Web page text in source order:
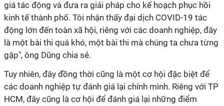
giá tác động và đưa ra giải pháp cho kế hoạch phục hồi
kinh tế thành phố. Tôi nhận thấy đại dịch COVID-19 tác
động lớn đến toàn xã hội, riêng với các doanh nghiệp, đây
là một bài thi quá khó, một bài thi mà chúng ta chưa từng
gặp", ông Dũng chia sẻ.
Tuy nhiên, đây đồng thời cũng là một cơ hội đặc biệt để
các doanh nghiệp tự đánh giá lại chính mình. Riêng với TP
HCM, đây cũng là cơ hội để đánh giá lại những điểm